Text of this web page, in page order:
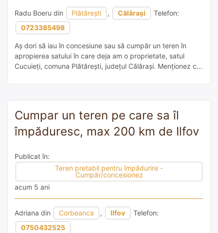
Radu Boeru din Plătărești , Călărași
Telefon:
0723385498
Aș dori să iau în concesiune sau să cumpăr un teren în
apropierea satului în care deja am o proprietate, satul
Cucuieți, comuna Plătărești, județul Călărași. Menționez că
Cumpar un teren pe care sa îl
împăduresc, max 200 km de Ilfov
Publicat în:
Teren pretabil pentru împădurire -
Cumpăr/concesionez
acum 5 ani
Adriana din Corbeanca , Ilfov
Telefon:
0750432525